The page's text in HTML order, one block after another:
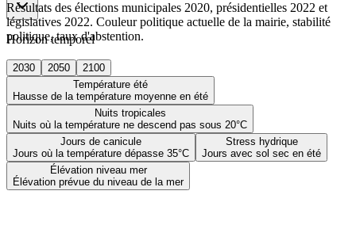
Horizon temporel
2030 2050
2100
Température été
Hausse de la température moyenne en été
Nuits tropicales
Nuits où la température ne descend pas sous 20°C
Jours de canicule
Jours où la température dépasse 35°C
Stress hydrique
Jours avec sol sec en été
Élévation niveau mer
Élévation prévue du niveau de la mer
Résultats des élections municipales 2020, présidentielles 2022 et
législatives 2022. Couleur politique actuelle de la mairie, stabilité
politique, taux d'abstention.